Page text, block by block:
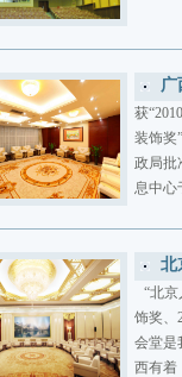
广
获
装饰奖
政局批
息中心
北
“北京
饰奖
会堂是
西有着